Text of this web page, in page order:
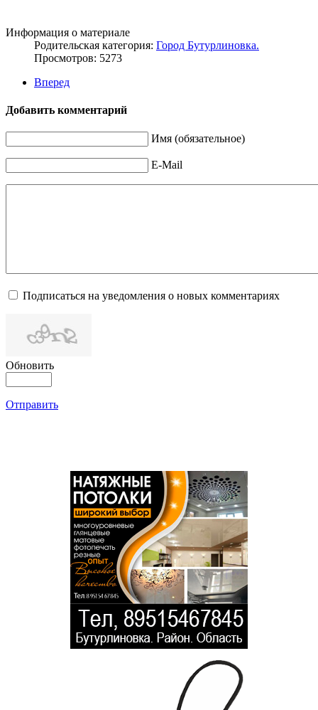
Информация о материале
Родительская категория: Город Бутурлиновка.
Просмотров: 5273
Вперед
Добавить комментарий
Имя (обязательное)
E-Mail
Подписаться на уведомления о новых комментариях
Обновить
Отправить